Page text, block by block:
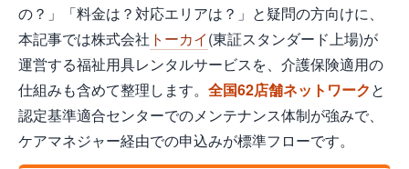
の？」「料金は？対応エリアは？」と疑問の方向けに、
本記事では株式会社 トーカイ(東証スタンダード上場)が
運営する福祉用具レンタルサービスを、介護保険適用の
仕組みも含めて整理します。 全国62店舗ネットワークと
認定基準適合センターでのメンテナンス体制が強みで、
ケアマネジャー経由での申込みが標準フローです。